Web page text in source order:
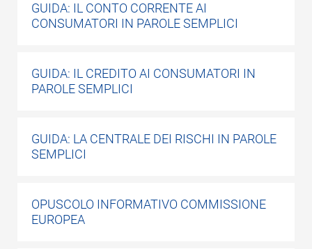
GUIDA: IL CONTO CORRENTE AI
CONSUMATORI IN PAROLE SEMPLICI
GUIDA: IL CREDITO AI CONSUMATORI IN
PAROLE SEMPLICI
GUIDA: LA CENTRALE DEI RISCHI IN PAROLE
SEMPLICI
OPUSCOLO INFORMATIVO COMMISSIONE
EUROPEA